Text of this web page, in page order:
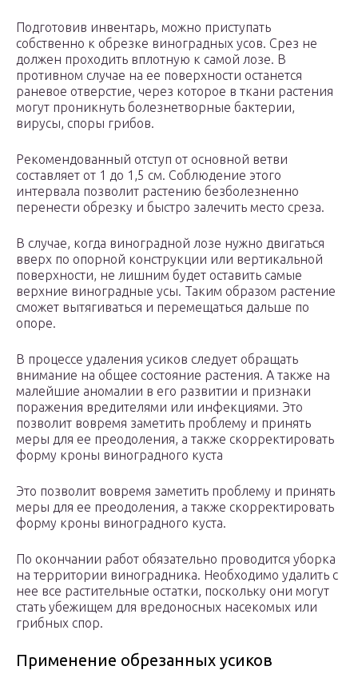
Подготовив инвентарь, можно приступать
собственно к обрезке виноградных усов. Срез не
должен проходить вплотную к самой лозе. В
противном случае на ее поверхности останется
раневое отверстие, через которое в ткани растения
могут проникнуть болезнетворные бактерии,
вирусы, споры грибов.
Рекомендованный отступ от основной ветви
составляет от 1 до 1,5 см. Соблюдение этого
интервала позволит растению безболезненно
перенести обрезку и быстро залечить место среза.
В случае, когда виноградной лозе нужно двигаться
вверх по опорной конструкции или вертикальной
поверхности, не лишним будет оставить самые
верхние виноградные усы. Таким образом растение
сможет вытягиваться и перемещаться дальше по
опоре.
В процессе удаления усиков следует обращать
внимание на общее состояние растения. А также на
малейшие аномалии в его развитии и признаки
поражения вредителями или инфекциями. Это
позволит вовремя заметить проблему и принять
меры для ее преодоления, а также скорректировать
форму кроны виноградного куста
Это позволит вовремя заметить проблему и принять
меры для ее преодоления, а также скорректировать
форму кроны виноградного куста.
По окончании работ обязательно проводится уборка
на территории виноградника. Необходимо удалить с
нее все растительные остатки, поскольку они могут
стать убежищем для вредоносных насекомых или
грибных спор.
Применение обрезанных усиков